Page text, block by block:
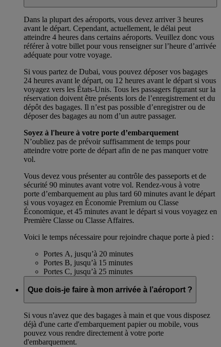
Dans la plupart des aéroports, vous devez arriver 3 heures
avant le départ. Cependant, actuellement, le délai peut
atteindre 4 heures dans certains aéroports. Veuillez donc vous
référer à votre billet pour vous renseigner sur l’heure d’arrivée
adéquate pour votre voyage.
Si vous partez de Dubai, vous pouvez déposer vos bagages
24 heures avant le départ, ou 12 heures avant le départ si vous
voyagez vers les États-Unis. Tous les passagers figurant sur la
réservation doivent être présents lors de l’enregistrement et du
dépôt des bagages. Il n’est pas possible d’enregistrer ou de
déposer des bagages au nom d’un autre passager.
Soyez à l'heure à votre porte d’embarquement
N’oubliez pas de prévoir suffisamment de temps pour
atteindre votre porte de départ afin de ne pas manquer votre
vol.
Vous devez vous présenter au contrôle des passeports et de
sécurité 90 minutes avant votre vol. Rendez-vous à votre
porte d’embarquement au plus tard 60 minutes avant le départ
si vous voyagez en Économie Premium ou Classe
Économique, et 45 minutes avant le départ si vous voyagez en
Première Classe ou Classe Affaires.
Voici le temps nécessaire pour rejoindre chaque porte à pied :
Portes A, jusqu’à 20 minutes
Portes B, jusqu’à 15 minutes
Portes C, jusqu’à 25 minutes
Que dois-je faire à mon arrivée à l’aéroport ?
Si vous n'avez que des bagages à main et que vous disposez
déjà d'une carte d'embarquement papier ou mobile, vous
pouvez vous rendre directement à votre porte
d'embarquement.